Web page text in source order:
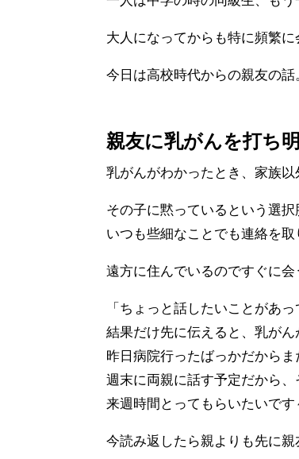
大人になってからも特に頻繁
今日は高校時代からの親友の話
親友に乳がんを打ち
乳がんがわかったとき、家族
その子に黙っているという選択
いつも些細なことでも連絡を取
遠方に住んでいるのですぐに
「ちょっと話したいことがあ
結果だけ先に伝えると、乳がん
昨日病院行ったばっかだからま
週末に両親に話す予定だから
来週時間とってもらいたいです
今読み返したら親よりも先に親